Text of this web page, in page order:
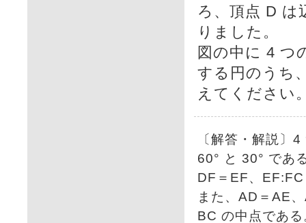
ろ、頂点 D は
りました。
図の中に 4 つ
する円のうち
えてください
〔解答・解説〕
60° と 30° であ
DF＝EF、
また、AD＝AE
BC の中点である